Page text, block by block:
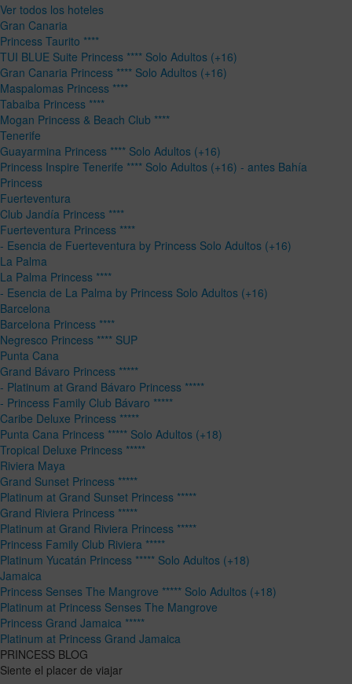
Ver todos los hoteles
Gran Canaria
Princess Taurito ****
TUI BLUE Suite Princess **** Solo Adultos (+16)
Gran Canaria Princess **** Solo Adultos (+16)
Maspalomas Princess ****
Tabaiba Princess ****
Mogan Princess & Beach Club ****
Tenerife
Guayarmina Princess **** Solo Adultos (+16)
Princess Inspire Tenerife **** Solo Adultos (+16) - antes Bahía
Princess
Fuerteventura
Club Jandía Princess ****
Fuerteventura Princess ****
- Esencia de Fuerteventura by Princess Solo Adultos (+16)
La Palma
La Palma Princess ****
- Esencia de La Palma by Princess Solo Adultos (+16)
Barcelona
Barcelona Princess ****
Negresco Princess **** SUP
Punta Cana
Grand Bávaro Princess *****
- Platinum at Grand Bávaro Princess *****
- Princess Family Club Bávaro *****
Caribe Deluxe Princess *****
Punta Cana Princess ***** Solo Adultos (+18)
Tropical Deluxe Princess *****
Riviera Maya
Grand Sunset Princess *****
Platinum at Grand Sunset Princess *****
Grand Riviera Princess *****
Platinum at Grand Riviera Princess *****
Princess Family Club Riviera *****
Platinum Yucatán Princess ***** Solo Adultos (+18)
Jamaica
Princess Senses The Mangrove ***** Solo Adultos (+18)
Platinum at Princess Senses The Mangrove
Princess Grand Jamaica *****
Platinum at Princess Grand Jamaica
PRINCESS BLOG
Siente el placer de viajar